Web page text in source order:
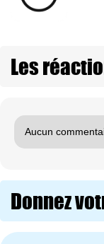
Les
Aucun
Donnez